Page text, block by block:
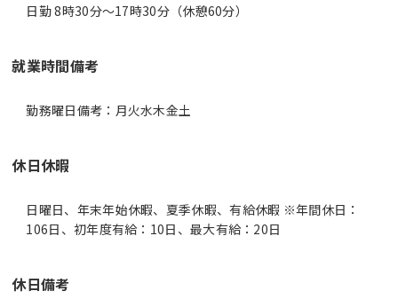
日勤 8時30分〜17時30分（休憩60分）
就業時間備考
休日休暇
日曜日、年末年始休暇、夏季休暇、有給休暇 ※年間休日：
106日、初年度有給：10日、最大有給：20日
休日備考